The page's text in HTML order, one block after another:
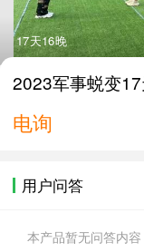
17天16晚
2023军事蜕变
电询
用户问答
本产品暂无问答内容